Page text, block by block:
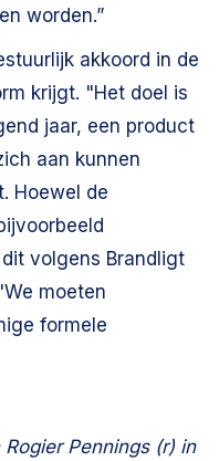
worden.”
akkoord in de
krijgt. "Het doel is
jaar, een product
aan kunnen
Hoewel de
volgens Brandligt
moeten
formele
Pennings (r) in